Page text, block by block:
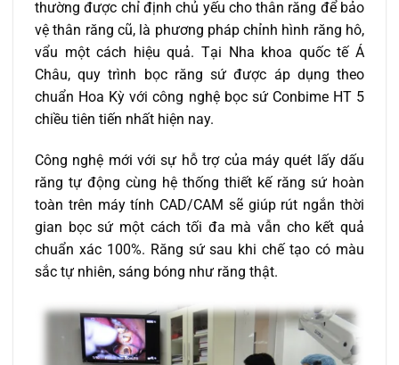
thường được chỉ định chủ yếu cho thân răng để bảo
vệ thân răng cũ, là phương pháp chỉnh hình răng hô,
vẩu một cách hiệu quả. Tại Nha khoa quốc tế Á
Châu, quy trình bọc răng sứ được áp dụng theo
chuẩn Hoa Kỳ với công nghệ bọc sứ Conbime HT 5
chiều tiên tiến nhất hiện nay.
Công nghệ mới với sự hỗ trợ của máy quét lấy dấu
răng tự động cùng hệ thống thiết kế răng sứ hoàn
toàn trên máy tính CAD/CAM sẽ giúp rút ngắn thời
gian bọc sứ một cách tối đa mà vẫn cho kết quả
chuẩn xác 100%. Răng sứ sau khi chế tạo có màu
sắc tự nhiên, sáng bóng như răng thật.